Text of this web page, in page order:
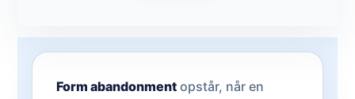
Form abandonment opstår, når en